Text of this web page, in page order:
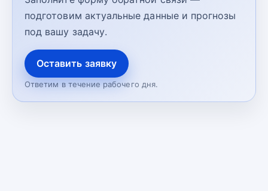
подготовим актуальные данные и прогнозы
под вашу задачу.
Оставить заявку
Ответим в течение рабочего дня.